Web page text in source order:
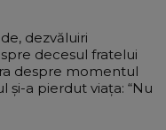
dezvăluiri
decesul fratelui
despre momentul
și-a pierdut viața: “Nu